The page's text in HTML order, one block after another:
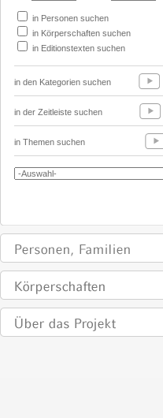
in Personen suchen
in Körperschaften suchen
in Editionstexten suchen
in den Kategorien suchen
in der Zeitleiste suchen
in Themen suchen